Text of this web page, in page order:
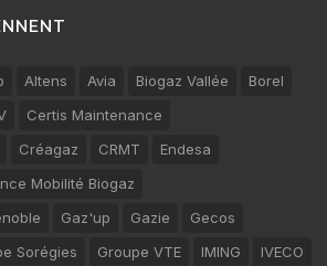
Altens Avia Biogaz Vallée
Borel
Certis Maintenance
Créagaz CRMT
Endesa
Mobilité Biogaz
Gaz'up Gazie
Gecos
Sorégies Groupe VTE IMING IVECO